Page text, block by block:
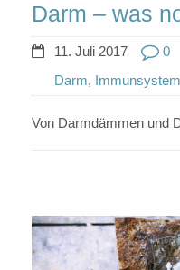
Darm – was
11. Juli 2017
0
Darm, Immunsystem
Von Darmdämmen und